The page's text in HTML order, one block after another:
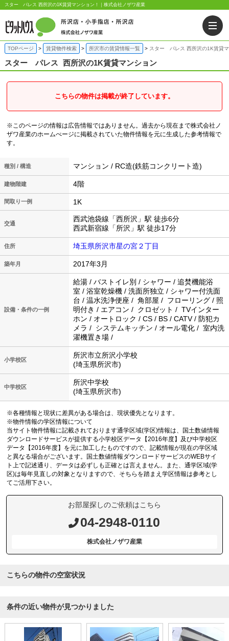
スター パレス 西所沢の1K賃貸マンション！｜株式会社ノザワ産業
TOPページ 賃貸物件検索 所沢市の賃貸情報一覧 スター パレス 西所沢の1K賃貸
スター パレス 西所沢の1K賃貸マンション
こちらの物件は掲載が終了しています。
※このページの情報は広告情報ではありません。過去から現在まで株式会社ノ
ザワ産業のホームぺージに掲載されていた物件情報を元に生成した参考情報で
す。
種別 / 構造 マンション / RC造(鉄筋コンクリート造)
建物階建 4階
間取り一例 1K
交通
西武池袋線「西所沢」駅 徒歩6分
西武新宿線「所沢」駅 徒歩17分
住所 埼玉県所沢市星の宮２丁目
築年月 2017年3月
設備・条件の一例
給湯 / バストイレ別 / シャワー / 追焚機能浴
室 / 浴室乾燥機 / 洗面所独立 / シャワー付洗面
台 / 温水洗浄便座 / 角部屋 / フローリング / 照
明付き / エアコン / クロゼット / TVインター
ホン / オートロック / CS / BS / CATV / 防犯カ
メラ / システムキッチン / オール電化 / 室内洗
濯機置き場 /
小学校区
所沢市立所沢小学校
(埼玉県所沢市)
中学校区
所沢中学校
(埼玉県所沢市)
※各種情報と現状に差異がある場合は、現状優先となります。
※物件情報の学区情報について
当サイト物件情報に記載されております通学区域(学区)情報は、国土数値情報
ダウンロードサービスが提供する小学校区データ【2016年度】及び中学校区
データ【2016年度】を元に加工したものですので、記載情報が現在の学区域
と異なる場合がございます。国土数値情報ダウンロードサービスのWEBサイ
ト上で記述通り、データは必ずしも正確とは言えません。また、通学区域(学
区)は毎年見直しの対象となりますので、そちらを踏まえ学区情報は参考とし
てご活用下さい。
お部屋探しのご依頼はこちら
04-2948-0110
株式会社ノザワ産業
こちらの物件の空室状況
条件の近い物件が見つかりました